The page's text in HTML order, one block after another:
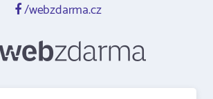
/webzdarma.cz